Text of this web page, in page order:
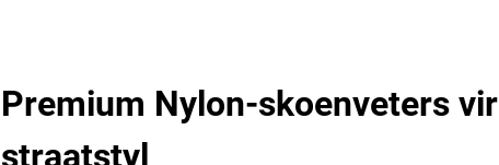
Premium Nylon-skoenveters vir
straatstyl